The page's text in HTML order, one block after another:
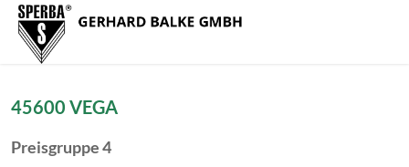
Zum Menü springen
Zur Funktionsleiste springen
Zum Inhalt springen
45600 VEGA
Preisgruppe 4